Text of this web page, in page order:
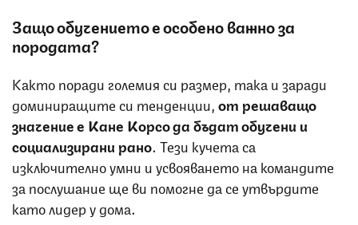
Защо обучението е особено важно за
породата?
Както поради големия си размер, така и заради
доминиращите си тенденции, от решаващо
значение е Кане Корсо да бъдат обучени и
социализирани рано. Тези кучета са
изключително умни и усвояването на командите
за послушание ще ви помогне да се утвърдите
като лидер у дома.